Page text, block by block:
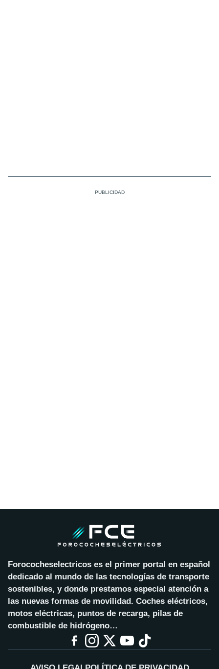
Forococheselectricos es el primer portal en español
dedicado al mundo de las tecnologías de transporte
sostenibles, y donde prestamos especial atención a
las nuevas formas de movilidad. Coches eléctricos,
motos eléctricas, puntos de recarga, pilas de
combustible de hidrógeno…